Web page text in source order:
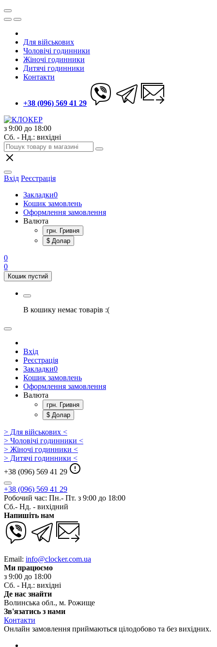
Для військових
Чоловічі годинники
Жіночі годинники
Дитячі годинники
Контакти
+38 (096) 569 41 29
з 9:00 до 18:00
Сб. - Нд.: вихідні
Вхід Реєстрація
Закладки0
Кошик замовлень
Оформлення замовлення
Валюта
грн. Гривня
$ Долар
0
0
Кошик пустий
В кошику немає товарів :(
Вхід
Реєстрація
Закладки0
Кошик замовлень
Оформлення замовлення
Валюта
грн. Гривня
$ Долар
> Для військових <
> Чоловічі годинники <
> Жіночі годинники <
> Дитячі годинники <
+38 (096) 569 41 29
+38 (096) 569 41 29
Робочий час: Пн.- Пт. з 9:00 до 18:00
Сб.- Нд. - вихідний
Напишіть нам
Email: info@clocker.com.ua
Ми працюємо
з 9:00 до 18:00
Сб. - Нд.: вихідні
Де нас знайти
Волинська обл., м. Рожище
Зв'язатись з нами
Контакти
Онлайн замовлення приймаються цілодобово та без вихідних.